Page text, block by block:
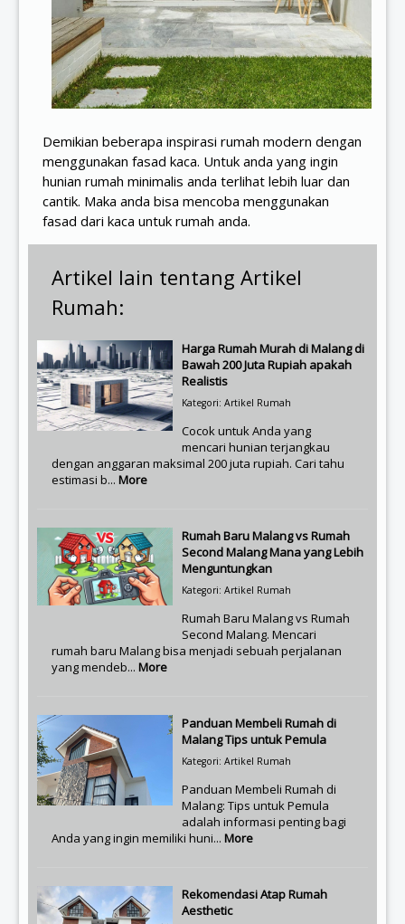
Demikian beberapa inspirasi rumah modern dengan
menggunakan fasad kaca. Untuk anda yang ingin
hunian rumah minimalis anda terlihat lebih luar dan
cantik. Maka anda bisa mencoba menggunakan
fasad dari kaca untuk rumah anda.
Artikel lain tentang Artikel
Rumah:
Harga Rumah Murah di Malang di
Bawah 200 Juta Rupiah apakah
Realistis
Kategori: Artikel Rumah
Cocok untuk Anda yang
mencari hunian terjangkau
dengan anggaran maksimal 200 juta rupiah. Cari tahu
estimasi b... More
Rumah Baru Malang vs Rumah
Second Malang Mana yang Lebih
Menguntungkan
Kategori: Artikel Rumah
Rumah Baru Malang vs Rumah
Second Malang. Mencari
rumah baru Malang bisa menjadi sebuah perjalanan
yang mendeb... More
Panduan Membeli Rumah di
Malang Tips untuk Pemula
Kategori: Artikel Rumah
Panduan Membeli Rumah di
Malang: Tips untuk Pemula
adalah informasi penting bagi
Anda yang ingin memiliki huni... More
Rekomendasi Atap Rumah
Aesthetic